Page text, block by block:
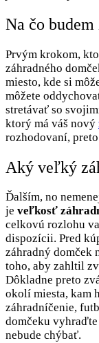
Na čo
Prvým krokom,
záhradného
miesto, kde si
môžete
stretávať so
ktorý má váš nový
rozhodovaní,
Aký veľký
Ďalším, no
je veľkosť
celkovú rozlohu
dispozícii. Pred
záhradný domček
toho, aby zahltil
Dôkladne preto
okolí miesta, kam
záhradníčenie,
domčeku
nebude chýbať.